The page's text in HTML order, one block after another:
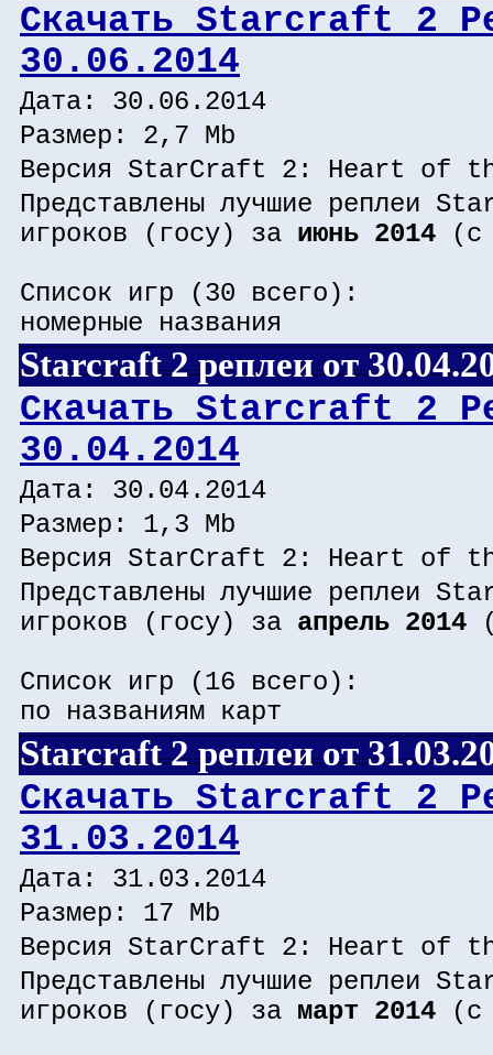
Скачать Starcraft 2
30.06.2014
Дата: 30.06.2014
Размер: 2,7 Mb
Версия StarCraft 2: Heart of
Представлены лучшие реплеи
игроков (госу) за июнь 2014 (c
Список игр (30 всего):
номерные названия
Starcraft 2 реплеи от
Скачать Starcraft 2
30.04.2014
Дата: 30.04.2014
Размер: 1,3 Mb
Версия StarCraft 2: Heart of
Представлены лучшие реплеи
игроков (госу) за апрель 2014
Список игр (16 всего):
по названиям карт
Starcraft 2 реплеи от
Скачать Starcraft 2
31.03.2014
Дата: 31.03.2014
Размер: 17 Mb
Версия StarCraft 2: Heart of
Представлены лучшие реплеи
игроков (госу) за март 2014 (c